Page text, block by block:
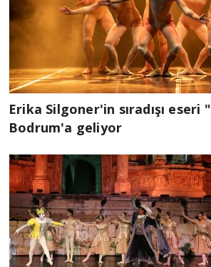
Erika Silgoner'in sıradışı
Bodrum'a geliyor